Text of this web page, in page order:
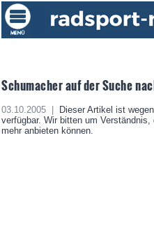
Schumacher auf der Suche
03.10.2005 |
Dieser Artikel ist
verfügbar. Wir bitten um
mehr anbieten können.